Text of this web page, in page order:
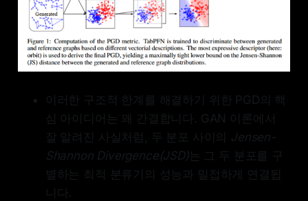
이러한 구조적 한계를 해결하기 위한 PGD의 핵
심 아이디어는 꽤 간결합니다. GAN 이론에서
잘 알려진 사실처럼, 두 분포 사이의 Jensen-
Shannon Divergence(JSD)는 그 두 분포를 구
별하는 최적 분류기의 성능과 밀접하게 연결됩
니다.